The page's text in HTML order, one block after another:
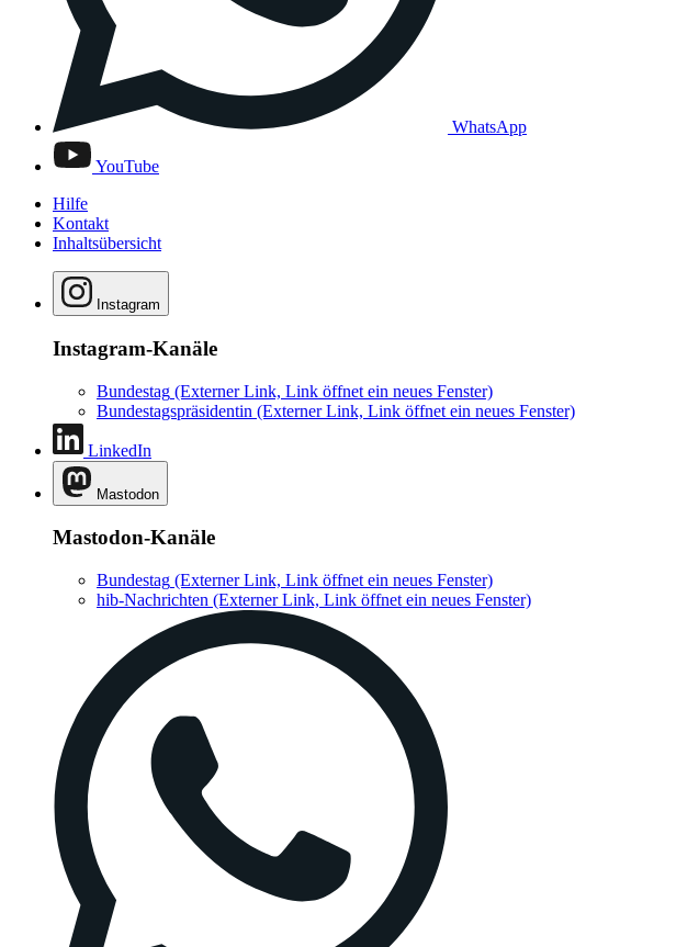
WhatsApp
YouTube
Hilfe
Kontakt
Inhaltsübersicht
Instagram
Instagram-Kanäle
Bundestag (Externer Link, Link öffnet ein neues Fenster)
Bundestagspräsidentin (Externer Link, Link öffnet ein neues Fenster)
LinkedIn
Mastodon
Mastodon-Kanäle
Bundestag (Externer Link, Link öffnet ein neues Fenster)
hib-Nachrichten (Externer Link, Link öffnet ein neues Fenster)